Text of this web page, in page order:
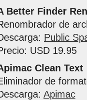
Better Finder
de
Public
USD 19.95
Clean Text
de
Apimac